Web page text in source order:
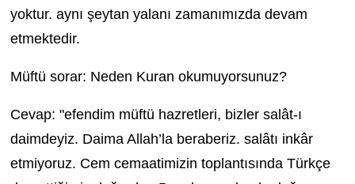
yoktur. aynı şeytan yalanı zamanımızda devam
etmektedir.
Müftü sorar: Neden Kuran okumuyorsunuz?
Cevap: "efendim müftü hazretleri, bizler salât-ı
daimdeyiz. Daima Allah’la beraberiz. salâtı inkâr
etmiyoruz. Cem cemaatimizin toplantısında Türkçe